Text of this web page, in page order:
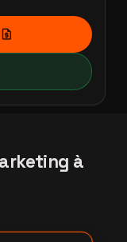
request_quote
à